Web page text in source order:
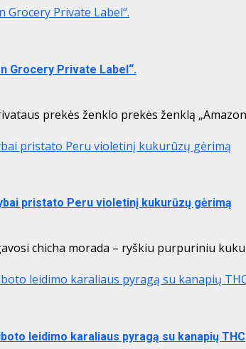
Grocery Private Label“.
Grocery Private Label“.
prekės ženklo prekės ženklą
pristato Peru violetinį kukurūzų gėrimą
pristato Peru violetinį kukurūzų gėrimą
chicha morada – ryškiu purpuriniu
leidimo karaliaus pyragą su kanapių
leidimo karaliaus pyragą su kanapių THC